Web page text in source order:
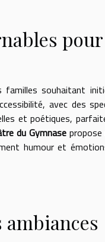
familles souhaitant
avec des
et poétiques,
du Gymnasepropose
humour et